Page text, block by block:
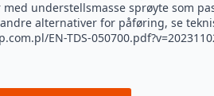
med understellsmasse sprøyte som
alternativer for påføring, se
EN-TDS-